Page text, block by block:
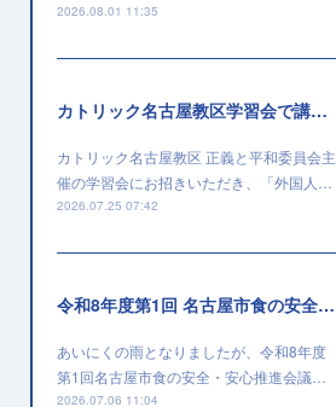
2026.08.01 11:35
カトリック名古屋教区学習会で講演を行いました
カトリック名古屋教区 正義と平和委員会主
催の学習会にお招きいただき、「外国人…
2026.07.25 07:42
令和8年度第1回 名古屋市食の安全・安心推進会議に出席しました
あいにくの雨となりましたが、令和8年度
第1回名古屋市食の安全・安心推進会議…
2026.07.06 11:04